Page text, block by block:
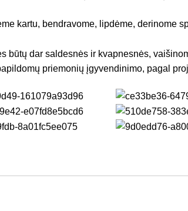
kartu, bendravome, lipdėme, derinome
būtų dar saldesnės ir kvapnesnės,
priemonių įgyvendinimo, pagal